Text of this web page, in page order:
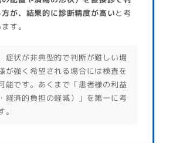
が、結果的に診断精度が高いと考
す。
症状が非典型的で判断が難しい場
が強く希望される場合には検査を
能です。あくまで「患者様の利益
経済的負担の軽減）」を第一に考